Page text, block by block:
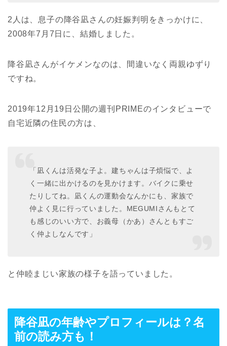
2人は、息子の降谷凪さんの妊娠判明をきっかけに、
2008年7月7日に、結婚しました。
降谷凪さんがイケメンなのは、間違いなく両親ゆずり
ですね。
2019年12月19日公開の週刊PRIMEのインタビューで
自宅近隣の住民の方は、
「凪くんは活発な子よ。建ちゃんは子煩悩で、よ
く一緒に出かけるのを見かけます。バイクに乗せ
たりしてね。凪くんの運動会なんかにも、家族で
仲よく見に行っていました。MEGUMIさんもとて
も感じのいい方で、お義母（かあ）さんともすご
く仲よしなんです」
と仲睦まじい家族の様子を語っていました。
降谷凪の年齢やプロフィールは？名
前の読み方も！